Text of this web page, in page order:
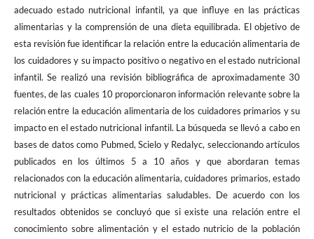
adecuado estado nutricional infantil, ya que influye en las prácticas
alimentarias y la comprensión de una dieta equilibrada. El objetivo de
esta revisión fue identificar la relación entre la educación alimentaria de
los cuidadores y su impacto positivo o negativo en el estado nutricional
infantil. Se realizó una revisión bibliográfica de aproximadamente 30
fuentes, de las cuales 10 proporcionaron información relevante sobre la
relación entre la educación alimentaria de los cuidadores primarios y su
impacto en el estado nutricional infantil. La búsqueda se llevó a cabo en
bases de datos como Pubmed, Scielo y Redalyc, seleccionando artículos
publicados en los últimos 5 a 10 años y que abordaran temas
relacionados con la educación alimentaria, cuidadores primarios, estado
nutricional y prácticas alimentarias saludables. De acuerdo con los
resultados obtenidos se concluyó que si existe una relación entre el
conocimiento sobre alimentación y el estado nutricio de la población